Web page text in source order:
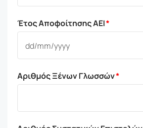
Έτος Αποφοίτησης ΑΕΙ
Αριθμός Ξένων Γλωσσών